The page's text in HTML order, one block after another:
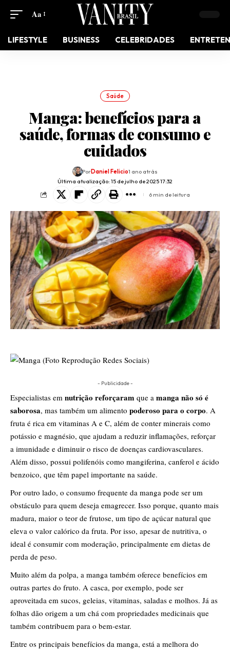
Aa
LIFESTYLE BUSINESS CELEBRIDADES
Saúde
Manga: benefícios para a
saúde, formas de consumo e
cuidados
Última atualização: 15 de julho de 2025 17:32
PorDaniel Felicio1 ano atrás
6 min de leitura
- Publicidade -
Especialistas em nutrição reforçaram que a manga não só é
saborosa, mas também um alimento poderoso para o corpo. A
fruta é rica em vitaminas A e C, além de conter minerais como
potássio e magnésio, que ajudam a reduzir inflamações, reforçar
a imunidade e diminuir o risco de doenças cardiovasculares.
Além disso, possui polifenóis como mangiferina, canferol e ácido
benzoico, que têm papel importante na saúde.
Por outro lado, o consumo frequente da manga pode ser um
obstáculo para quem deseja emagrecer. Isso porque, quanto mais
madura, maior o teor de frutose, um tipo de açúcar natural que
eleva o valor calórico da fruta. Por isso, apesar de nutritiva, o
ideal é consumir com moderação, principalmente em dietas de
perda de peso.
Muito além da polpa, a manga também oferece benefícios em
outras partes do fruto. A casca, por exemplo, pode ser
aproveitada em sucos, geleias, vitaminas, saladas e molhos. Já as
folhas dão origem a um chá com propriedades medicinais que
também contribuem para o bem-estar.
Entre os principais benefícios da manga, está a melhora do